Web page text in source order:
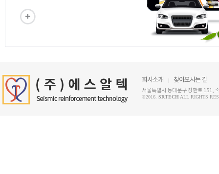
회사소개 찾아오시는 길
서울특별시 동대문구 장한로 151,
©2016. SRTECH ALL RIGHTS